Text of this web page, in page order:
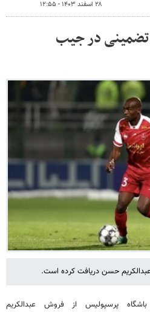
۲۸ اسفند ۱۴۰۳ - ۱۲:۵۵
تومان تضمینی در جیب
حسن دریافت کرده است.
پرسپولیس از فروش عبدالکریم